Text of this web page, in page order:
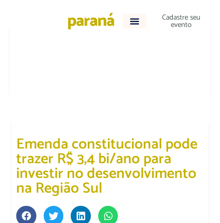
Cadastre seu
evento
Emenda constitucional pode
trazer R$ 3,4 bi/ano para
investir no desenvolvimento
na Região Sul